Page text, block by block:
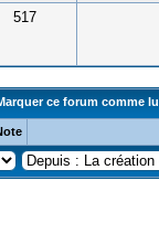
517
ce forum comme lu